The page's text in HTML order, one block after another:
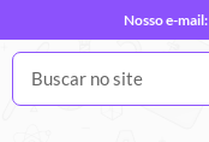
Nosso e-mail: